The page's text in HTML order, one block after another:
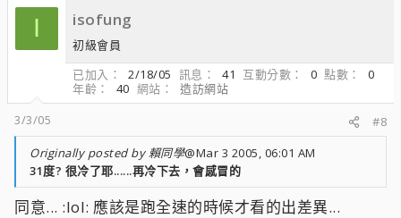
I isofung
初級會員
已加入
2/18/05 訊息 41 互動分數 0 點數
0
年齡
40 網站
造訪網站
3/3/05
#8
Originally posted by 賴同學@Mar 3 2005, 06:01 AM
31度? 很冷了耶......再冷下去，會感冒的
同意... :lol: 應該是跑全速的時候才看的出差異...